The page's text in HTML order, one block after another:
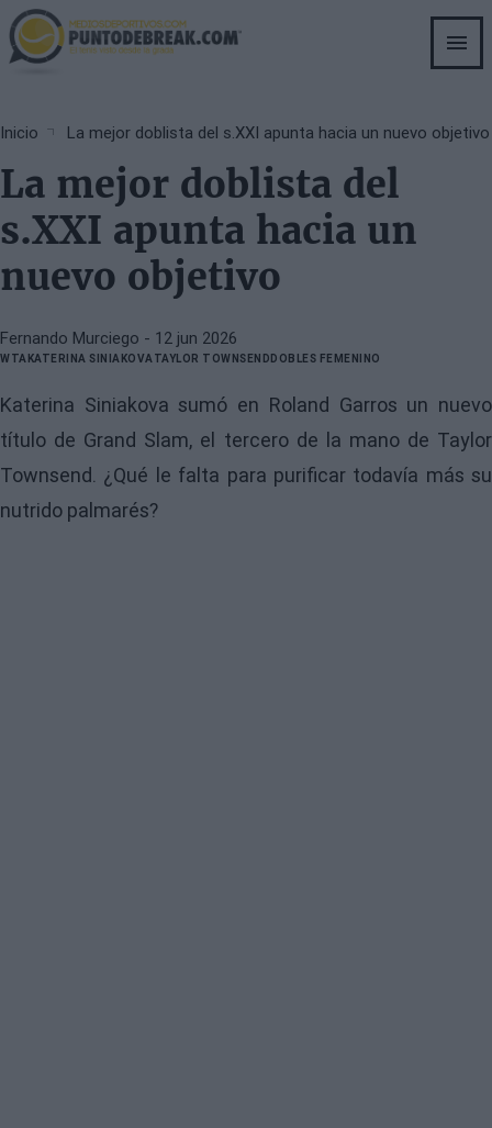
Skip
to
main
Breadcrumb
Inicio La mejor doblista del s.XXI apunta hacia un nuevo objetivo
La mejor doblista del
s.XXI apunta hacia un
nuevo objetivo
Fernando Murciego - 12 jun 2026
WTA KATERINA SINIAKOVATAYLOR TOWNSEND DOBLES FEMENINO
Katerina Siniakova sumó en Roland Garros un nuevo
título de Grand Slam, el tercero de la mano de Taylor
Townsend. ¿Qué le falta para purificar todavía más su
nutrido palmarés?